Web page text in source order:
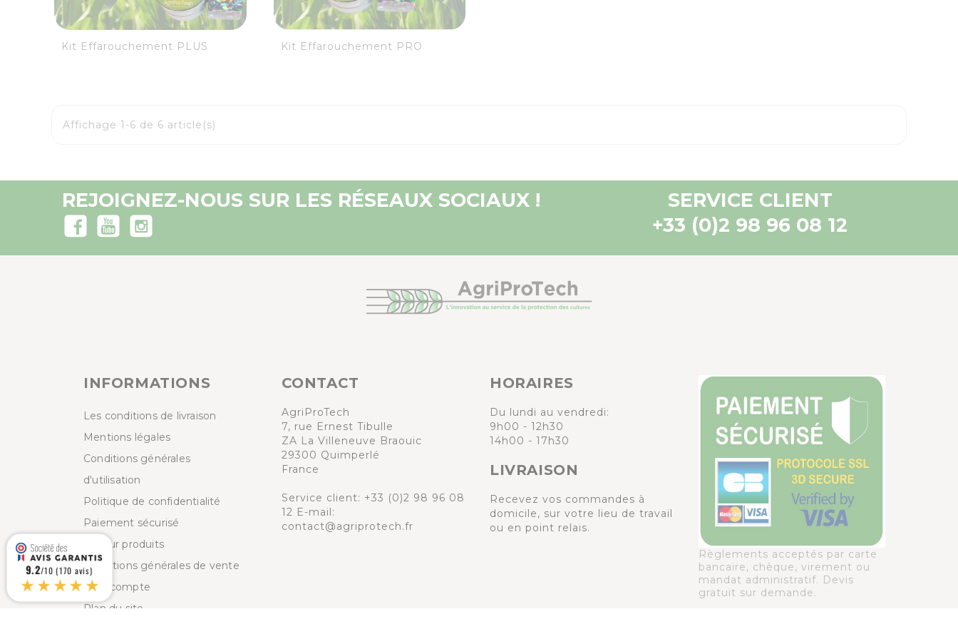
favorite_border equalizer visibility
Kit Effarouchement PLUS
favorite_border equalizer visibility
Kit Effarouchement PRO
Affichage 1-6 de 6 article(s)
REJOIGNEZ-NOUS SUR LES RÉSEAUX SOCIAUX !
SERVICE CLIENT
+33 (0)2 98 96 08 12
INFORMATIONS
Les conditions de livraison
Mentions légales
Conditions générales
d'utilisation
Politique de confidentialité
Paiement sécurisé
Retour produits
Conditions générales de vente
Mon compte
Plan du site
CONTACT
AgriProTech
7, rue Ernest Tibulle
ZA La Villeneuve Braouic
29300 Quimperlé
France
Service client: +33 (0)2 98 96 08
12 E-mail:
contact@agriprotech.fr
HORAIRES
Du lundi au vendredi:
9h00 - 12h30
14h00 - 17h30
LIVRAISON
Recevez vos commandes à
domicile, sur votre lieu de travail
ou en point relais.
Règlements acceptés par carte
bancaire, chèque, virement ou
mandat administratif. Devis
gratuit sur demande.
9.2/10 (170 avis)
★★★★★